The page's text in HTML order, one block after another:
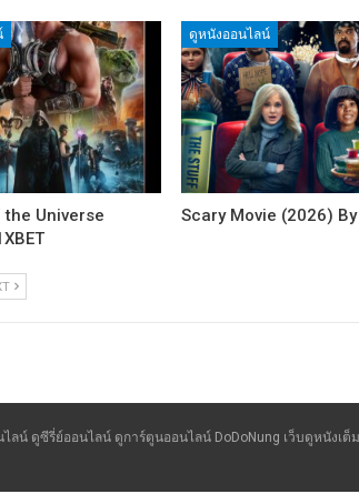
Universe
ดูหนังออนไลน์
Scary Movie (2026) By
ลน์ ดูซีรี่ย์ออนไลน์ ดูการ์ตูนออนไลน์ DoDoNung เว็บดูหนังเต็มเ